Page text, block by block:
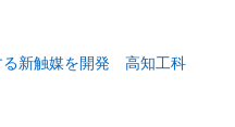
る新触媒を開発 高知工科